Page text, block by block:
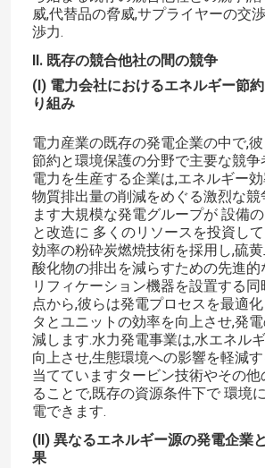
威,代替品の脅威,サプライヤーの交
渉力.
II. 既存の競合他社の間の競争
(I) 電力会社におけるエネルギー節
り組み
電力産業の既存の発電企業の中で,
節約と環境保護の分野で主要な競争
電力を生産する企業は,エネルギー
物質排出量の削減をめぐる激烈な競
ます大規模な発電グループが 設備
と改造に 多くのリソースを投資し
効率の粉砕炭燃焼技術を採用し,硫
酸化物の排出を減らすための先進的
リフィケーション機器を設置する
点から,彼らは発電プロセスを最適
タとユニットの効率を向上させ,発
減します.水力発電事業は,水エネル
向上させ,生態環境への影響を軽減
当てていますタービン技術やその
ることで,既存の資源条件下で 環境
電できます.
(II) 異なるエネルギー源の発電企業
果